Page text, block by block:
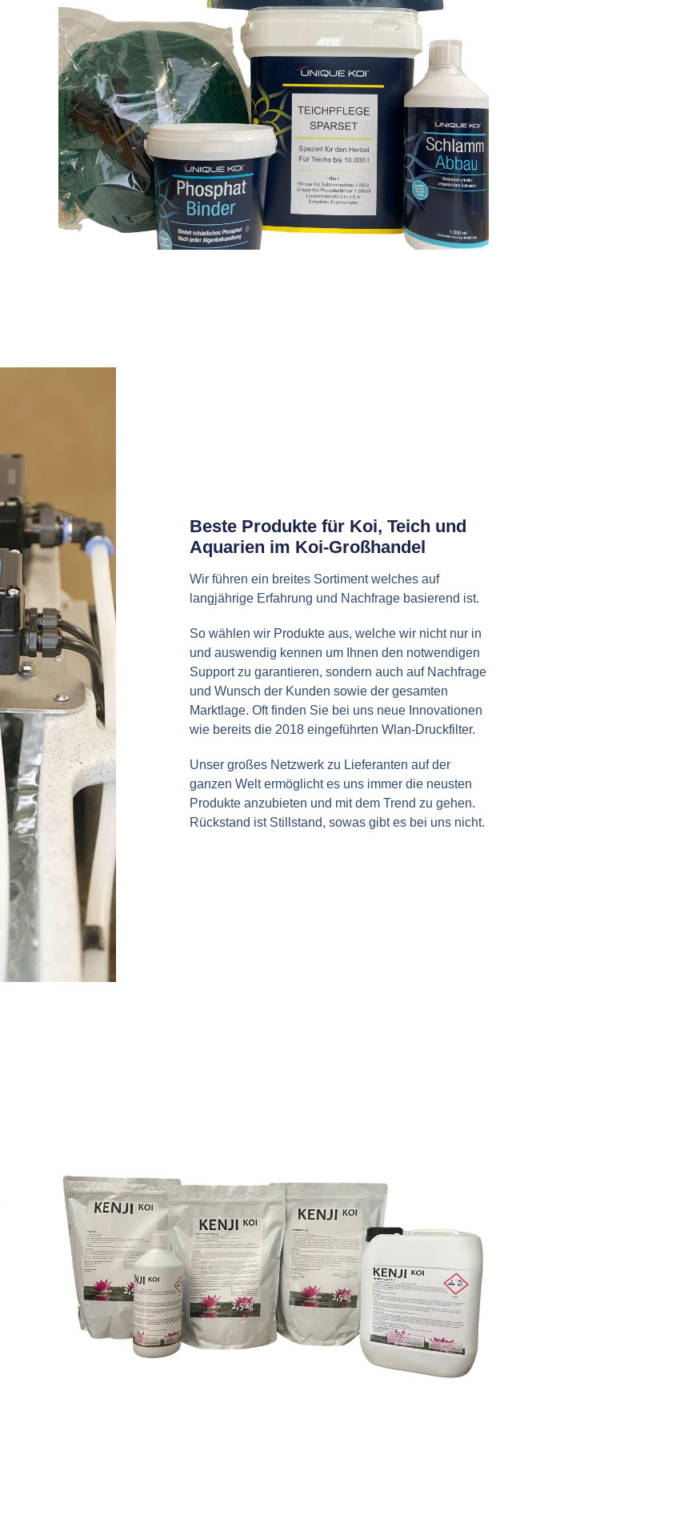
Beste Produkte für Koi, Teich und
Aquarien im Koi-Großhandel
Wir führen ein breites Sortiment welches auf
langjährige Erfahrung und Nachfrage basierend ist.
So wählen wir Produkte aus, welche wir nicht nur in
und auswendig kennen um Ihnen den notwendigen
Support zu garantieren, sondern auch auf Nachfrage
und Wunsch der Kunden sowie der gesamten
Marktlage. Oft finden Sie bei uns neue Innovationen
wie bereits die 2018 eingeführten Wlan-Druckfilter.
Unser großes Netzwerk zu Lieferanten auf der
ganzen Welt ermöglicht es uns immer die neusten
Produkte anzubieten und mit dem Trend zu gehen.
Rückstand ist Stillstand, sowas gibt es bei uns nicht.